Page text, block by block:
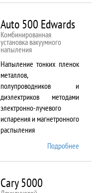
Auto 500 Edwards
Комбинированная
установка вакуумного
напыления
Напыление тонких пленок
металлов,
полупроводников и
диэлектриков методами
электронно-лучевого
испарения и магнетронного
распыления
Подробнее
Cary 5000